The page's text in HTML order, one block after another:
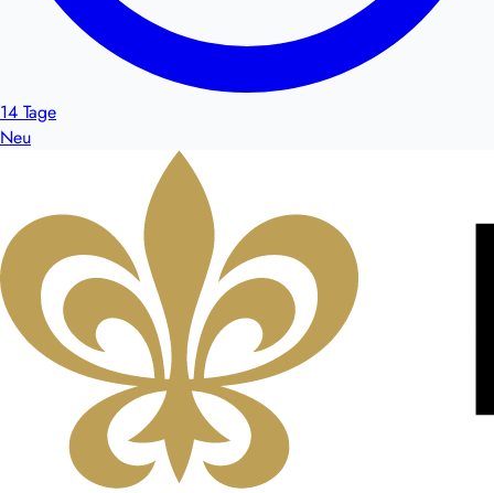
14 Tage
Neu